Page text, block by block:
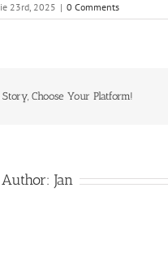
23rd, 2025 | 0 Comments
Choose Your Platform!
Jan